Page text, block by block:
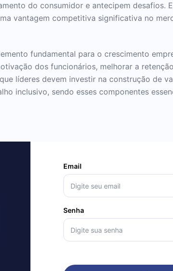
do consumidor e antecipem desafios.
vantagem competitiva significativa no
fundamental para o crescimento
dos funcionários, melhorar a
líderes devem investir na construção de
inclusivo, sendo esses componentes
Email
Senha